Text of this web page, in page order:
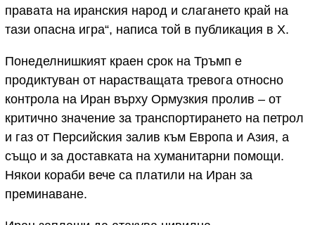
правата на иранския народ и слагането край на
тази опасна игра“, написа той в публикация в X.
Понеделнишкият краен срок на Тръмп е
продиктуван от нарастващата тревога относно
контрола на Иран върху Ормузкия пролив – от
критично значение за транспортирането на петрол
и газ от Персийския залив към Европа и Азия, а
също и за доставката на хуманитарни помощи.
Някои кораби вече са платили на Иран за
преминаване.